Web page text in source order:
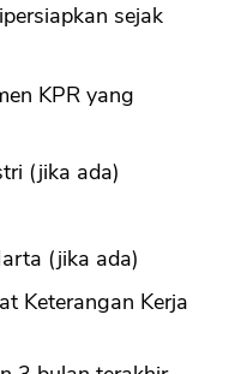
sejak
KPR yang
(jika ada)
(jika ada)
Keterangan Kerja